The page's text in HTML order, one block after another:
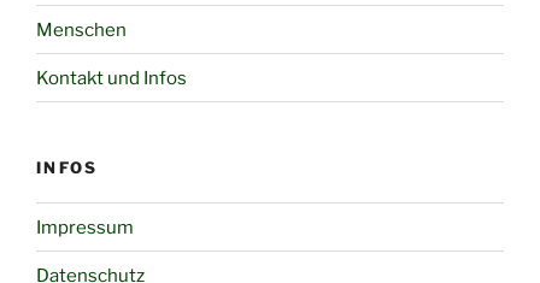
Menschen
Kontakt und Infos
INFOS
Impressum
Datenschutz